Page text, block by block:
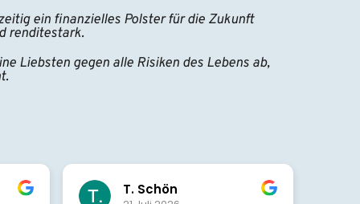
ein finanzielles Polster für die Zukunft
renditestark.
Liebsten gegen alle Risiken des Lebens ab,
T. Schön